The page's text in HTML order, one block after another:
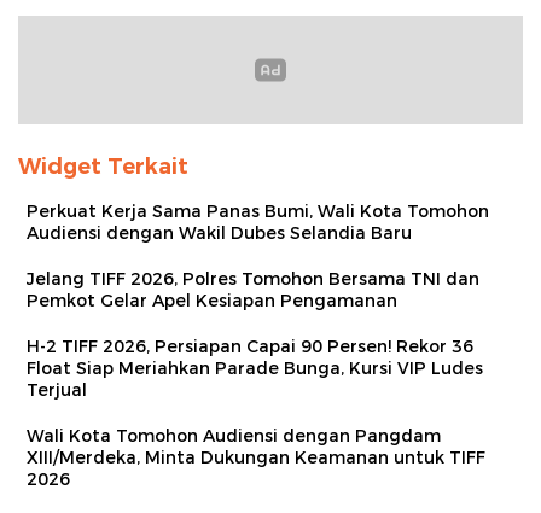
Widget Terkait
Perkuat Kerja Sama Panas Bumi, Wali Kota Tomohon
Audiensi dengan Wakil Dubes Selandia Baru
Jelang TIFF 2026, Polres Tomohon Bersama TNI dan
Pemkot Gelar Apel Kesiapan Pengamanan
H-2 TIFF 2026, Persiapan Capai 90 Persen! Rekor 36
Float Siap Meriahkan Parade Bunga, Kursi VIP Ludes
Terjual
Wali Kota Tomohon Audiensi dengan Pangdam
XIII/Merdeka, Minta Dukungan Keamanan untuk TIFF
2026